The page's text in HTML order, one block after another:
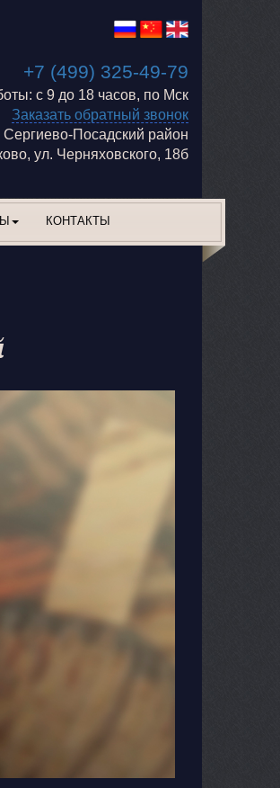
+7 (499) 325-49-79
с 9 до 18 часов, по Мск
Заказать обратный звонок
Посадский район
ул. Черняховского, 18б
КОНТАКТЫ